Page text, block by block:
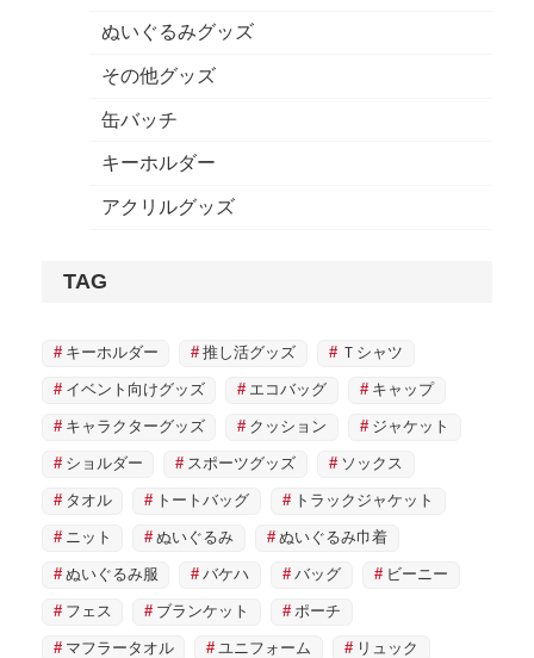
ぬいぐるみグッズ
その他グッズ
缶バッチ
キーホルダー
アクリルグッズ
TAG
キーホルダー 推し活グッズ Ｔシャツ
イベント向けグッズ エコバッグ キャップ
キャラクターグッズ クッション ジャケット
ショルダー スポーツグッズ ソックス
タオル トートバッグ トラックジャケット
ニット ぬいぐるみ ぬいぐるみ巾着
ぬいぐるみ服 バケハ バッグ ビーニー
フェス ブランケット ポーチ
マフラータオル ユニフォーム リュック